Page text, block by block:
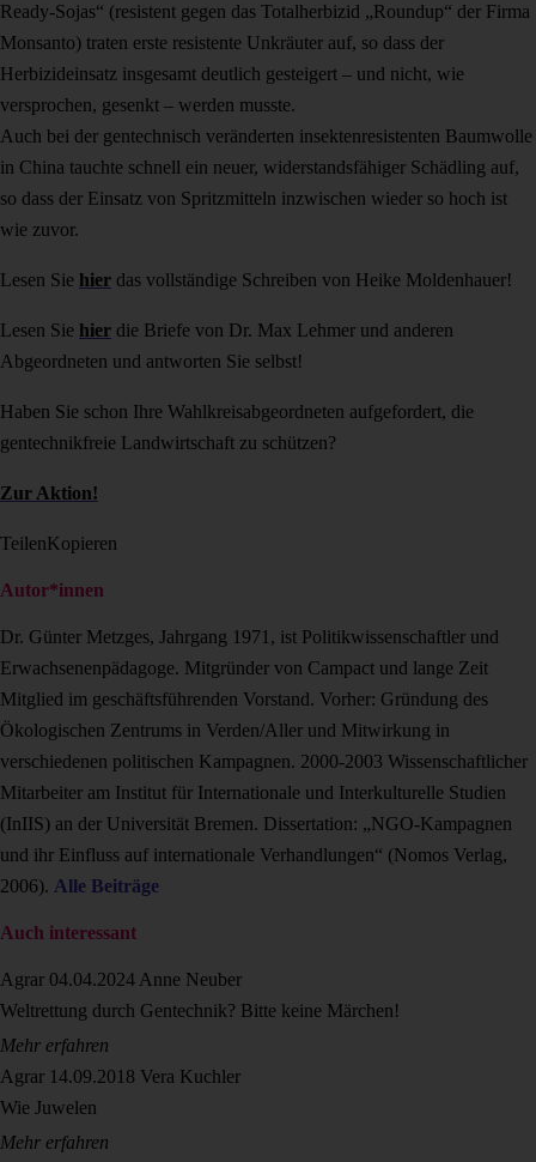
Ready-Sojas“ (resistent gegen das Totalherbizid „Roundup“ der Firma
Monsanto) traten erste resistente Unkräuter auf, so dass der
Herbizideinsatz insgesamt deutlich gesteigert – und nicht, wie
versprochen, gesenkt – werden musste.
Auch bei der gentechnisch veränderten insektenresistenten Baumwolle
in China tauchte schnell ein neuer, widerstandsfähiger Schädling auf,
so dass der Einsatz von Spritzmitteln inzwischen wieder so hoch ist
wie zuvor.
Lesen Sie hier das vollständige Schreiben von Heike Moldenhauer!
Lesen Sie hier die Briefe von Dr. Max Lehmer und anderen
Abgeordneten und antworten Sie selbst!
Haben Sie schon Ihre Wahlkreisabgeordneten aufgefordert, die
gentechnikfreie Landwirtschaft zu schützen?
Zur Aktion!
TeilenKopieren
Autor*innen
Dr. Günter Metzges, Jahrgang 1971, ist Politikwissenschaftler und
Erwachsenenpäda­goge. Mitgründer von Campact und lange Zeit
Mitglied im geschäftsführenden Vorstand. Vorher: Gründung des
Ökologischen Zentrums in Verden/Aller und Mitwirkung in
verschiedenen politischen Kampagnen. 2000-2003 Wissenschaftlicher
Mitarbeiter am Institut für Internationale und Interkulturelle Studien
(InIIS) an der Universität Bremen. Dissertation: „NGO-Kampagnen
und ihr Einfluss auf internationale Verhandlungen“ (Nomos Verlag,
2006). Alle Beiträge
Auch interessant
Agrar 04.04.2024 Anne Neuber
Weltrettung durch Gentechnik? Bitte keine Märchen!
Mehr erfahren
Agrar 14.09.2018 Vera Kuchler
Wie Juwelen
Mehr erfahren